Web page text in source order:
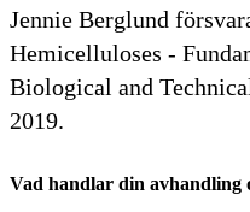
Jennie Berglund
Hemicelluloses -
Biological and
2019.
Vad handlar din avhandling